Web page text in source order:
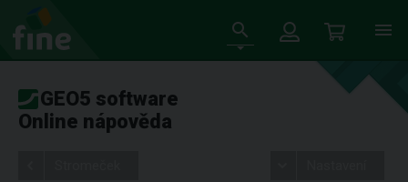
GEO5 software
Online nápověda